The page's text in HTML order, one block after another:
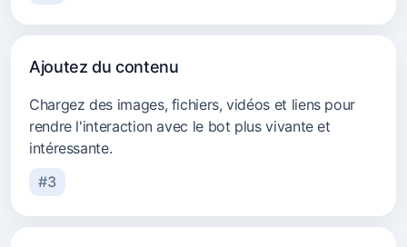
Ajoutez du contenu
Chargez des images, fichiers, vidéos et liens pour
rendre l'interaction avec le bot plus vivante et
intéressante.
#3